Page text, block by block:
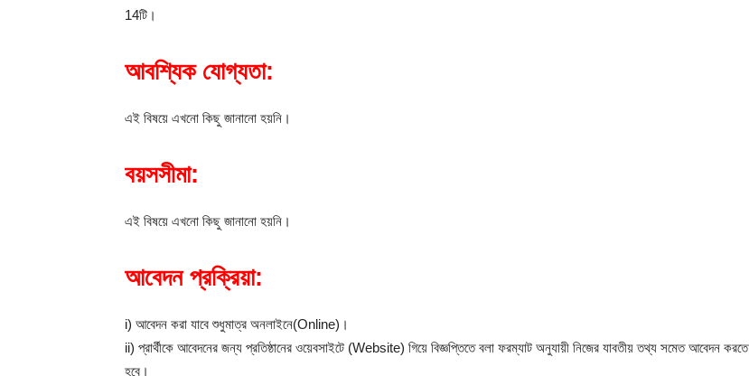
14টি।
আবশ্যিক যোগ্যতা:
এই বিষয়ে এখনো কিছু জানানো হয়নি।
বয়সসীমা:
এই বিষয়ে এখনো কিছু জানানো হয়নি।
আবেদন প্রক্রিয়া:
i) আবেদন করা যাবে শুধুমাত্র অনলাইনে(Online)।
ii) প্রার্থীকে আবেদনের জন্য প্রতিষ্ঠানের ওয়েবসাইটে (Website) গিয়ে বিজ্ঞপ্তিতে বলা ফরম্যাট অনুযায়ী নিজের যাবতীয় তথ্য সমেত আবেদন করতে
হবে।